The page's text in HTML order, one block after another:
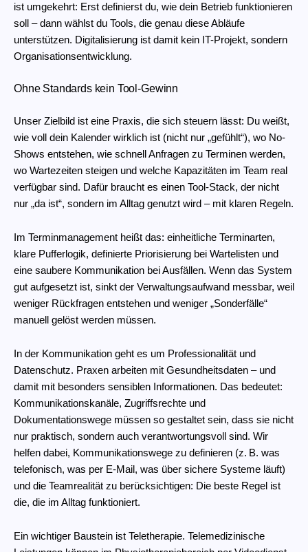
ist umgekehrt: Erst definierst du, wie dein Betrieb funktionieren
soll – dann wählst du Tools, die genau diese Abläufe
unterstützen. Digitalisierung ist damit kein IT-Projekt, sondern
Organisationsentwicklung.
Ohne Standards kein Tool-Gewinn
Unser Zielbild ist eine Praxis, die sich steuern lässt: Du weißt,
wie voll dein Kalender wirklich ist (nicht nur „gefühlt“), wo No-
Shows entstehen, wie schnell Anfragen zu Terminen werden,
wo Wartezeiten steigen und welche Kapazitäten im Team real
verfügbar sind. Dafür braucht es einen Tool-Stack, der nicht
nur „da ist“, sondern im Alltag genutzt wird – mit klaren Regeln.
Im Terminmanagement heißt das: einheitliche Terminarten,
klare Pufferlogik, definierte Priorisierung bei Wartelisten und
eine saubere Kommunikation bei Ausfällen. Wenn das System
gut aufgesetzt ist, sinkt der Verwaltungsaufwand messbar, weil
weniger Rückfragen entstehen und weniger „Sonderfälle“
manuell gelöst werden müssen.
In der Kommunikation geht es um Professionalität und
Datenschutz. Praxen arbeiten mit Gesundheitsdaten – und
damit mit besonders sensiblen Informationen. Das bedeutet:
Kommunikationskanäle, Zugriffsrechte und
Dokumentationswege müssen so gestaltet sein, dass sie nicht
nur praktisch, sondern auch verantwortungsvoll sind. Wir
helfen dabei, Kommunikationswege zu definieren (z. B. was
telefonisch, was per E-Mail, was über sichere Systeme läuft)
und die Teamrealität zu berücksichtigen: Die beste Regel ist
die, die im Alltag funktioniert.
Ein wichtiger Baustein ist Teletherapie. Telemedizinische